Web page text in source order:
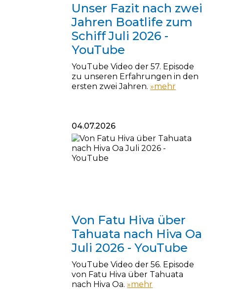
Unser Fazit nach zwei
Jahren Boatlife zum
Schiff Juli 2026 -
YouTube
YouTube Video der 57. Episode
zu unseren Erfahrungen in den
ersten zwei Jahren.»mehr
04.07.2026
Von Fatu Hiva über
Tahuata nach Hiva Oa
Juli 2026 - YouTube
YouTube Video der 56. Episode
von Fatu Hiva über Tahuata
nach Hiva Oa.»mehr